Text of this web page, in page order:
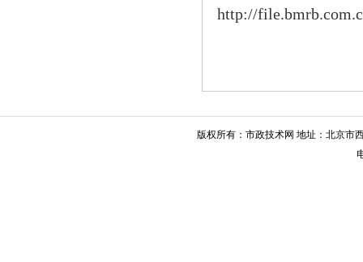
http://
版权所有：市政技术网 地址：北京市